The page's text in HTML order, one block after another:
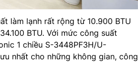
làm lạnh rất rộng từ 10.900 BTU
BTU. Với mức công suất
1 chiều S-3448PF3H/U-
nhất cho những không gian, công